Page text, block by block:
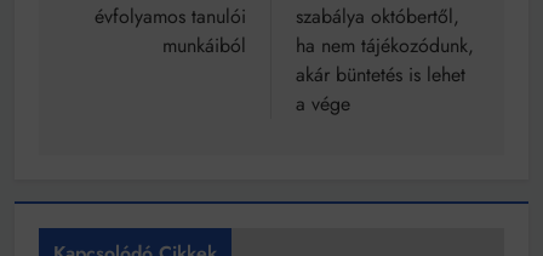
évfolyamos tanulói
munkáiból
szabálya októbertől,
ha nem tájékozódunk,
akár büntetés is lehet
a vége